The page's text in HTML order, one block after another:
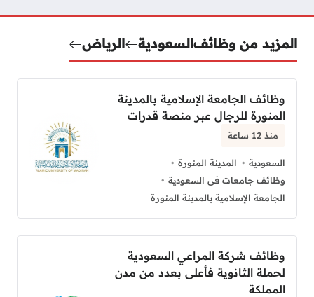
المزيد من وظائفالسعودية الرياض
وظائف الجامعة الإسلامية بالمدينة
المنورة للرجال عبر منصة قدرات
منذ 12 ساعة
السعودية
المدينة المنورة
وظائف جامعات فى السعودية
الجامعة الإسلامية بالمدينة المنورة
وظائف شركة المراعي السعودية
لحملة الثانوية فأعلى بعدد من مدن
المملكة